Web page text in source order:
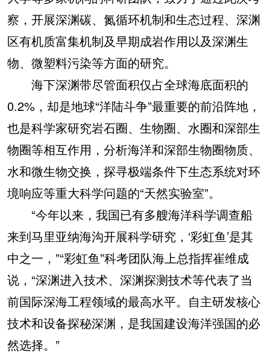
察，开展深渊碳、氮循环机制和生态过程、深渊
区有机质富集机制及早期成岩作用以及深渊生
物、微塑料污染等方面的研究。
海下深渊带尽管面积仅占全球海底面积的
0.2%，却是地球“洋陆斗争”最重要的前沿阵地，
也是科学家研究岩石圈、生物圈、水圈和深部生
物圈等相互作用，分析海洋和深部生物圈物质、
水和微生物交换，探寻极端条件下生态系统对环
境响应等重大科学问题的“天然实验室”。
“今年以来，我国已有多艘海洋科学调查船
来到马里亚纳海沟开展科学研究，‘彩虹鱼’是其
中之一，”“彩虹鱼”科考团队海上总指挥崔维成
说，“深渊进入技术、深渊探测技术等代表了当
前国际深海工程领域的最高水平。自主研发核心
技术和设备探秘深渊，是我国建设海洋强国的必
然选择。”